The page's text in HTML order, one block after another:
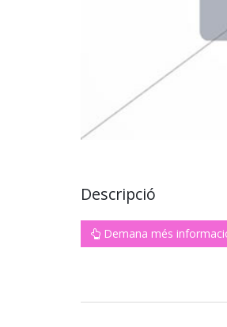
Descripció
Demana més